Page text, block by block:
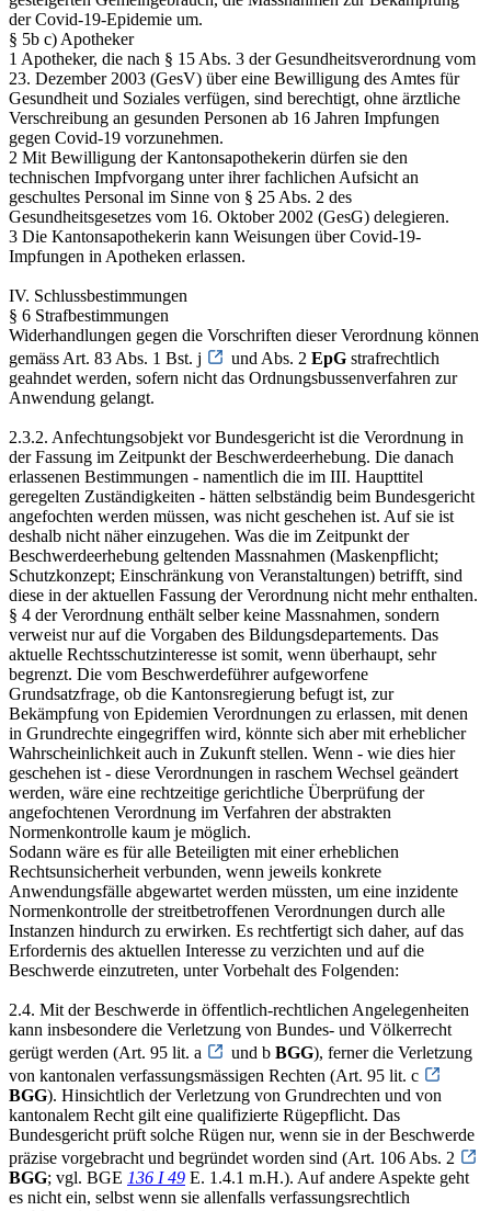
der Covid-19-Epidemie um.
§ 5b c) Apotheker
1 Apotheker, die nach § 15 Abs. 3 der Gesundheitsverordnung vom
23. Dezember 2003 (GesV) über eine Bewilligung des Amtes für
Gesundheit und Soziales verfügen, sind berechtigt, ohne ärztliche
Verschreibung an gesunden Personen ab 16 Jahren Impfungen
gegen Covid-19 vorzunehmen.
2 Mit Bewilligung der Kantonsapothekerin dürfen sie den
technischen Impfvorgang unter ihrer fachlichen Aufsicht an
geschultes Personal im Sinne von § 25 Abs. 2 des
Gesundheitsgesetzes vom 16. Oktober 2002 (GesG) delegieren.
3 Die Kantonsapothekerin kann Weisungen über Covid-19-
Impfungen in Apotheken erlassen.
IV. Schlussbestimmungen
§ 6 Strafbestimmungen
Widerhandlungen gegen die Vorschriften dieser Verordnung können
gemäss Art. 83 Abs. 1 Bst. j
und Abs. 2 EpG strafrechtlich
geahndet werden, sofern nicht das Ordnungsbussenverfahren zur
Anwendung gelangt.
2.3.2. Anfechtungsobjekt vor Bundesgericht ist die Verordnung in
der Fassung im Zeitpunkt der Beschwerdeerhebung. Die danach
erlassenen Bestimmungen - namentlich die im III. Haupttitel
geregelten Zuständigkeiten - hätten selbständig beim Bundesgericht
angefochten werden müssen, was nicht geschehen ist. Auf sie ist
deshalb nicht näher einzugehen. Was die im Zeitpunkt der
Beschwerdeerhebung geltenden Massnahmen (Maskenpflicht;
Schutzkonzept; Einschränkung von Veranstaltungen) betrifft, sind
diese in der aktuellen Fassung der Verordnung nicht mehr enthalten.
§ 4 der Verordnung enthält selber keine Massnahmen, sondern
verweist nur auf die Vorgaben des Bildungsdepartements. Das
aktuelle Rechtsschutzinteresse ist somit, wenn überhaupt, sehr
begrenzt. Die vom Beschwerdeführer aufgeworfene
Grundsatzfrage, ob die Kantonsregierung befugt ist, zur
Bekämpfung von Epidemien Verordnungen zu erlassen, mit denen
in Grundrechte eingegriffen wird, könnte sich aber mit erheblicher
Wahrscheinlichkeit auch in Zukunft stellen. Wenn - wie dies hier
geschehen ist - diese Verordnungen in raschem Wechsel geändert
werden, wäre eine rechtzeitige gerichtliche Überprüfung der
angefochtenen Verordnung im Verfahren der abstrakten
Normenkontrolle kaum je möglich.
Sodann wäre es für alle Beteiligten mit einer erheblichen
Rechtsunsicherheit verbunden, wenn jeweils konkrete
Anwendungsfälle abgewartet werden müssten, um eine inzidente
Normenkontrolle der streitbetroffenen Verordnungen durch alle
Instanzen hindurch zu erwirken. Es rechtfertigt sich daher, auf das
Erfordernis des aktuellen Interesse zu verzichten und auf die
Beschwerde einzutreten, unter Vorbehalt des Folgenden:
2.4. Mit der Beschwerde in öffentlich-rechtlichen Angelegenheiten
kann insbesondere die Verletzung von Bundes- und Völkerrecht
gerügt werden (Art. 95 lit. a
und b BGG), ferner die Verletzung
von kantonalen verfassungsmässigen Rechten (Art. 95 lit. c
BGG). Hinsichtlich der Verletzung von Grundrechten und von
kantonalem Recht gilt eine qualifizierte Rügepflicht. Das
Bundesgericht prüft solche Rügen nur, wenn sie in der Beschwerde
präzise vorgebracht und begründet worden sind (Art. 106 Abs. 2
BGG; vgl. BGE 136 I 49 E. 1.4.1 m.H.). Auf andere Aspekte geht
es nicht ein, selbst wenn sie allenfalls verfassungsrechtlich